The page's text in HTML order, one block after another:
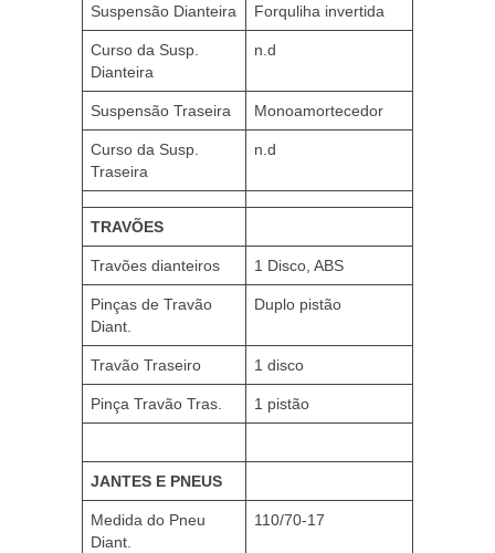
Suspensão Dianteira Forquliha invertida
Curso da Susp.
Dianteira
n.d
Suspensão Traseira Monoamortecedor
Curso da Susp.
Traseira
n.d
TRAVÕES
Travões dianteiros 1 Disco, ABS
Pinças de Travão
Diant.
Duplo pistão
Travão Traseiro 1 disco
Pinça Travão Tras. 1 pistão
JANTES E PNEUS
Medida do Pneu
Diant.
110/70-17